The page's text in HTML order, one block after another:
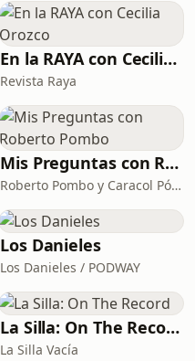
En la RAYA con Cecilia Orozco
Revista Raya
Mis Preguntas con Roberto Pombo
Roberto Pombo y Caracol Pódcast
Los Danieles
Los Danieles / PODWAY
La Silla: On The Record
La Silla Vacía